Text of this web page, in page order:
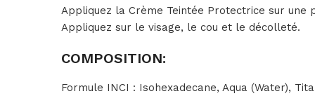
Appliquez la Crème Teintée Protectrice sur une
Appliquez sur le visage, le cou et le décolleté.
COMPOSITION:
Formule INCI : Isohexadecane, Aqua (Water),